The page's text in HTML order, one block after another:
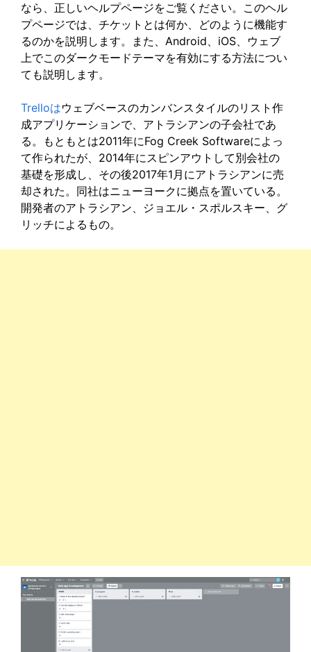
なら、正しいヘルプページをご覧ください。このヘル
プページでは、チケットとは何か、どのように機能す
るのかを説明します。また、Android、iOS、ウェブ
上でこのダークモードテーマを有効にする方法につい
ても説明します。
Trelloはウェブベースのカンバンスタイルのリスト作
成アプリケーションで、アトラシアンの子会社であ
る。もともとは2011年にFog Creek Softwareによっ
て作られたが、2014年にスピンアウトして別会社の
基礎を形成し、その後2017年1月にアトラシアンに売
却された。同社はニューヨークに拠点を置いている。
開発者のアトラシアン、ジョエル・スポルスキー、グ
リッチによるもの。